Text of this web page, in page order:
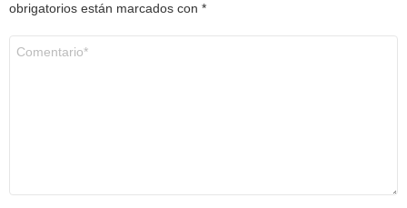
obrigatorios están marcados con *